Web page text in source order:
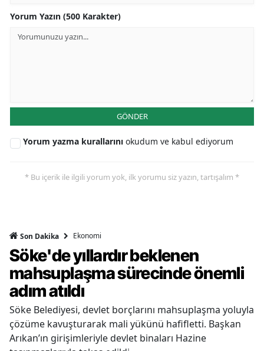
Yorum Yazın (500 Karakter)
GÖNDER
Yorum yazma kurallarını okudum ve kabul ediyorum
* Bu içerik ile ilgili yorum yok, ilk yorumu siz yazın, tartışalım *
Son Dakika Ekonomi
Söke'de yıllardır beklenen
mahsuplaşma sürecinde önemli
adım atıldı
Söke Belediyesi, devlet borçlarını mahsuplaşma yoluyla
çözüme kavuşturarak mali yükünü hafifletti. Başkan
Arıkan’ın girişimleriyle devlet binaları Hazine